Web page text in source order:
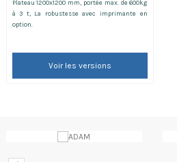
Plateau 1200x1200 mm, portée max. de 600kg
à 3 t, La robustesse avec imprimante en
option.
Voir les versions